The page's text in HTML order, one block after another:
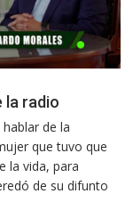
la radio
de la
que tuvo que
la vida, para
de su difunto